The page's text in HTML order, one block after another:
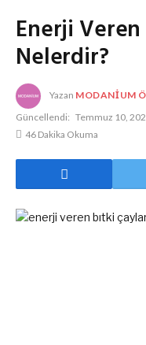
Enerji
Nelerdir?
Yazan MODANIUM
Güncellendi: Temmuz 10,
46 Dakika Okuma